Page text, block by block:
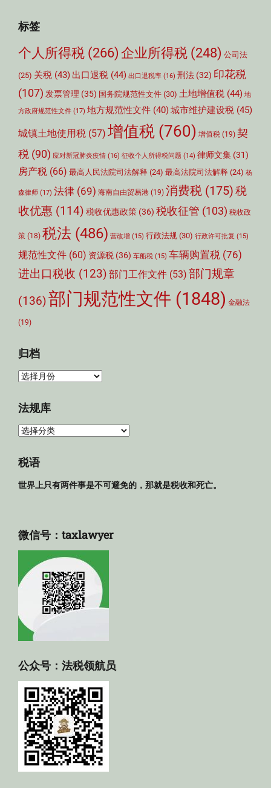
标签
个人所得税 (266) 企业所得税 (248) 公司法
(25) 关税 (43) 出口退税 (44) 出口退税率 (16) 刑法 (32) 印花税
(107) 发票管理 (35) 国务院规范性文件 (30) 土地增值税 (44) 地
方政府规范性文件 (17) 地方规范性文件 (40)城市维护建设税 (45)
城镇土地使用税 (57) 增值税 (760) 增值税 (19) 契
税 (90) 应对新冠肺炎疫情 (16) 征收个人所得税问题 (14) 律师文集 (31)
房产税 (66) 最高人民法院司法解释 (24) 最高法院司法解释 (24) 杨
森律师 (17) 法律 (69) 海南自由贸易港 (19) 消费税 (175)税
收优惠 (114) 税收优惠政策 (36) 税收征管 (103) 税收政
策 (18) 税法 (486) 营改增 (15) 行政法规 (30) 行政许可批复 (15)
规范性文件 (60) 资源税 (36) 车船税 (15) 车辆购置税 (76)
进出口税收 (123) 部门工作文件 (53) 部门规章
(136)部门规范性文件 (1848) 金融法
(19)
归档
归
法规库
法
库
税语
世界上只有两件事是不可避免的，那就是税收和死亡。
微信号：taxlawyer
公众号：法税领航员